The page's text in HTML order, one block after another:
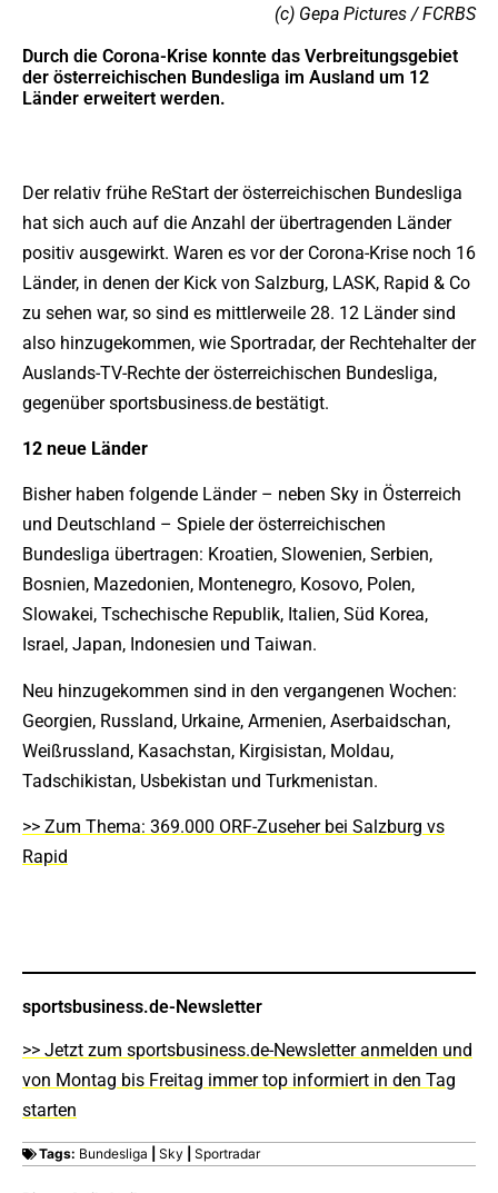
(c) Gepa Pictures / FCRBS
Durch die Corona-Krise konnte das Verbreitungsgebiet
der österreichischen Bundesliga im Ausland um 12
Länder erweitert werden.
Der relativ frühe ReStart der österreichischen Bundesliga
hat sich auch auf die Anzahl der übertragenden Länder
positiv ausgewirkt. Waren es vor der Corona-Krise noch 16
Länder, in denen der Kick von Salzburg, LASK, Rapid & Co
zu sehen war, so sind es mittlerweile 28. 12 Länder sind
also hinzugekommen, wie Sportradar, der Rechtehalter der
Auslands-TV-Rechte der österreichischen Bundesliga,
gegenüber sportsbusiness.de bestätigt.
12 neue Länder
Bisher haben folgende Länder – neben Sky in Österreich
und Deutschland – Spiele der österreichischen
Bundesliga übertragen: Kroatien, Slowenien, Serbien,
Bosnien, Mazedonien, Montenegro, Kosovo, Polen,
Slowakei, Tschechische Republik, Italien, Süd Korea,
Israel, Japan, Indonesien und Taiwan.
Neu hinzugekommen sind in den vergangenen Wochen:
Georgien, Russland, Urkaine, Armenien, Aserbaidschan,
Weißrussland, Kasachstan, Kirgisistan, Moldau,
Tadschikistan, Usbekistan und Turkmenistan.
>> Zum Thema: 369.000 ORF-Zuseher bei Salzburg vs
Rapid
sportsbusiness.de-Newsletter
>> Jetzt zum sportsbusiness.de-Newsletter anmelden und
von Montag bis Freitag immer top informiert in den Tag
starten
Tags: Bundesliga Sky Sportradar